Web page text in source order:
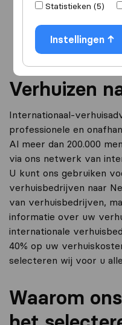
Statistieken (5)
Instellingen
Verhuizen
Internationaal-
professionele en
Al meer dan 200.000
via ons netwerk van
U kunt ons gebruiken
verhuisbedrijven naar
van verhuisbedrijven,
informatie over uw
internationale
40% op uw
selecteren wij voor u
Waarom